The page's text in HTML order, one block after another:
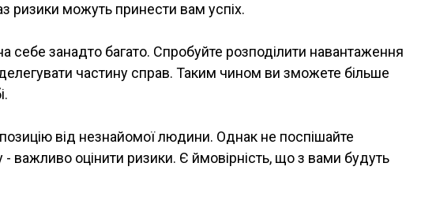
ризики можуть принести вам успіх.
себе занадто багато. Спробуйте розподілити навантаження
частину справ. Таким чином ви зможете більше
від незнайомої людини. Однак не поспішайте
важливо оцінити ризики. Є ймовірність, що з вами будуть